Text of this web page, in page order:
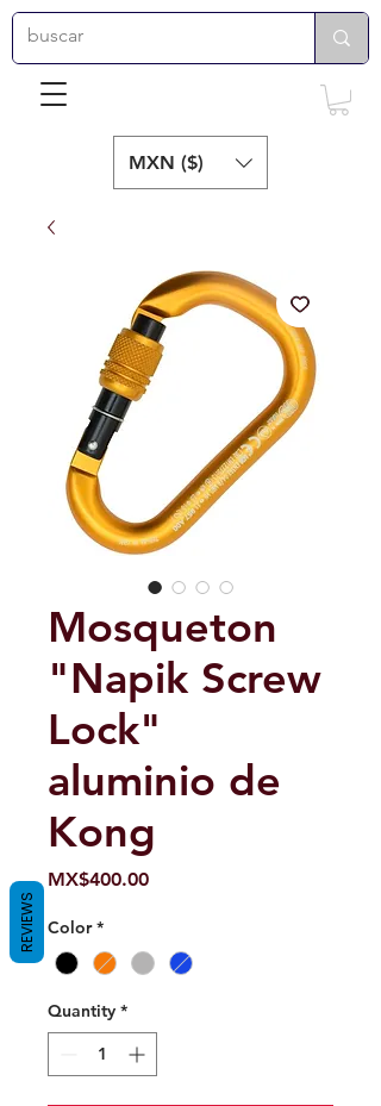
MXN ($)
Mosqueton
"Napik Screw
Lock"
aluminio de
Kong
MX$400.00Price
Color *
Quantity *
REVIEWS